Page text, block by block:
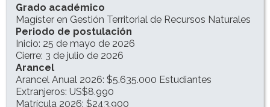
INFORMACIÓN DEL PROGRAMA
Grado académico
Magíster en Gestión Territorial de Recursos Naturales
Periodo de postulación
Inicio: 25 de mayo de 2026
Cierre: 3 de julio de 2026
Arancel
Arancel Anual 2026: $5.635.000 Estudiantes
Extranjeros: US$8.990
Matrícula 2026: $243.900